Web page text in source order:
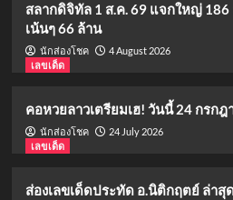
สลากดิจิทัล 1 ส.ค. 69 แจกใหญ่
เน้นๆ 66 ล้าน
นักส่องโชค
4 August 2026
เลขเด็ด
คอหวยลาวเตรียมเฮ! วันนี้ 24 กรก
นักส่องโชค
24 July 2026
เลขเด็ด
ส่องเลขเด็ดประทัด อ.นิติกฤตย์ ล่าสุ